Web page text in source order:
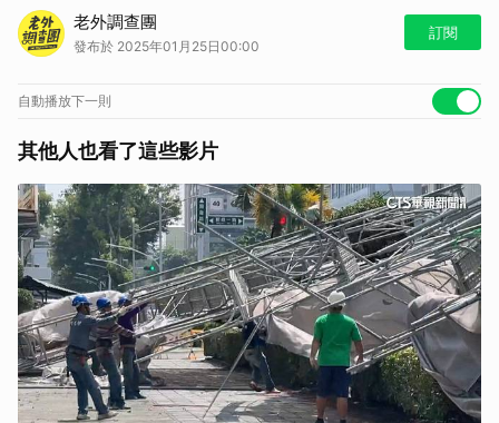
【老外調查團｜老外帶你去冒險】
部分畫面可能含有寫實內容，敬請審慎觀看
如果你喜歡老外調查團這個節目
https://lin.ee/IrSJVdW/nngo
https://lin.ee/19eXmdD
鎖定LINE TODAY看片分類，老外調查團每個禮拜與你相見
https://lin.ee/Vz6rZeQ/nngo
廣告合作信箱: dl_twab@linecorp.com
老外調查團
發布於 2025年01月25日00:00
訂閱
自動播放下一則
其他人也看了這些影片